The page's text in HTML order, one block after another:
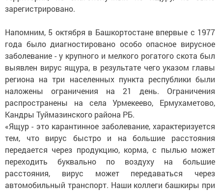
зарегистрировано.
Напомним, 5 октября в Башкортостане впервые с 1977
года было диагностировано особо опасное вирусное
заболевание - у крупного и мелкого рогатого скота был
выявлен вирус ящура, в результате чего указом главы
региона на три населенных пункта республики были
наложены ограничения на 21 день. Ограничения
распространены на села Урмекеево, Ермухаметово,
Кандры Туймазинского района РБ.
«Ящур - это карантинное заболевание, характеризуется
тем, что вирус быстро и на большие расстояния
передается через продукцию, корма, с пылью может
переходить буквально по воздуху на большие
расстояния, вирус может передаваться через
автомобильный транспорт. Наши коллеги башкиры при